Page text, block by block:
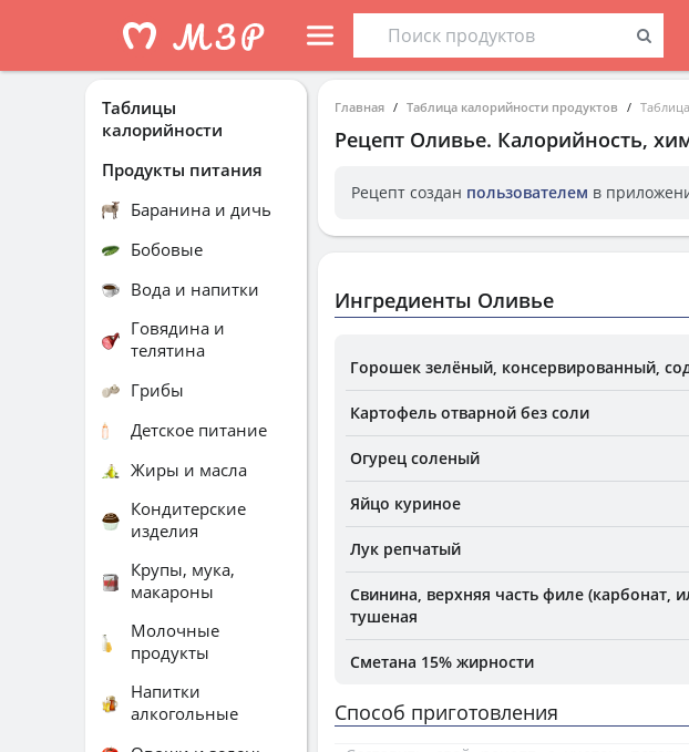
Главная Таблица калорийности продуктов
Рецепт Оливье. Калорийность,
Рецепт создан пользователем в
Ингредиенты Оливье
Горошек зелёный, консервированный,
Картофель отварной без соли
Огурец соленый
Яйцо куриное
Лук репчатый
Свинина, верхняя часть филе (карбонат,
тушеная
Сметана 15% жирности
Способ приготовления
Таблицы
калорийности
Продукты питания
Баранина и дичь
Бобовые
Вода и напитки
Говядина и
телятина
Грибы
Детское питание
Жиры и масла
Кондитерские
изделия
Крупы, мука,
макароны
Молочные
продукты
Напитки
алкогольные